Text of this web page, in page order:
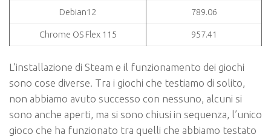
Debian12 789.06
Chrome OS Flex 115 957.41
L’installazione di Steam e il funzionamento dei giochi
sono cose diverse. Tra i giochi che testiamo di solito,
non abbiamo avuto successo con nessuno, alcuni si
sono anche aperti, ma si sono chiusi in sequenza, l’unico
gioco che ha funzionato tra quelli che abbiamo testato